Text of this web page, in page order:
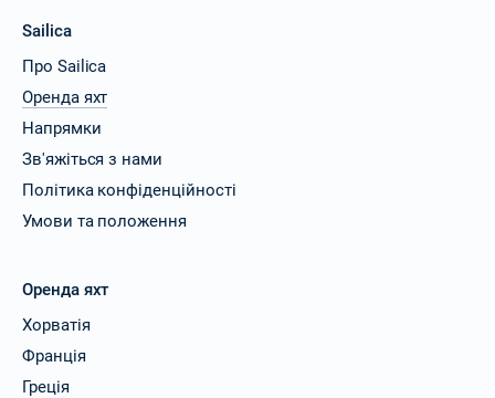
Sailica
Про Sailica
Оренда яхт
Напрямки
Зв'яжіться з нами
Політика конфіденційності
Умови та положення
Оренда яхт
Хорватія
Франція
Греція